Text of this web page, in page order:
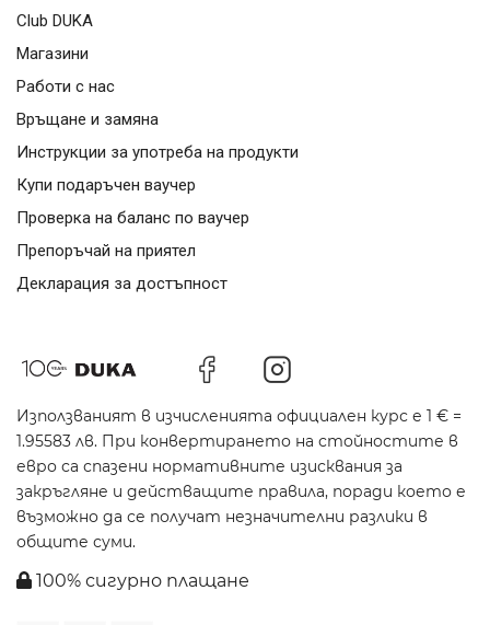
Club DUKA
Магазини
Работи с нас
Връщане и замяна
Инструкции за употреба на продукти
Купи подаръчен ваучер
Проверка на баланс по ваучер
Препоръчай на приятел
Декларация за достъпност
Използваният в изчисленията официален курс е 1 € =
1.95583 лв. При конвертирането на стойностите в
евро са спазени нормативните изисквания за
закръгляне и действащите правила, поради което е
възможно да се получат незначителни разлики в
общите суми.
100% сигурно плащане